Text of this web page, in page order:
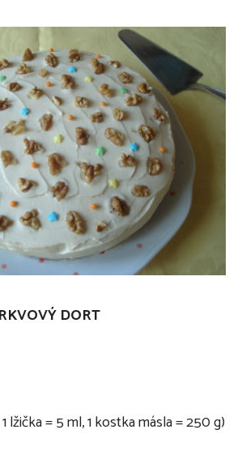
DORT
lžička = 5 ml, 1 kostka másla = 250 g)